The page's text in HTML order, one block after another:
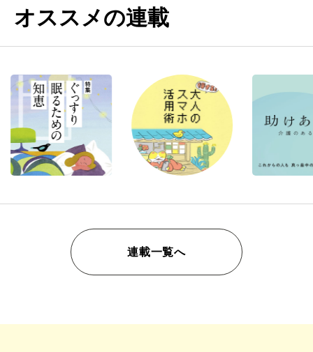
オススメの連載
連載一覧へ